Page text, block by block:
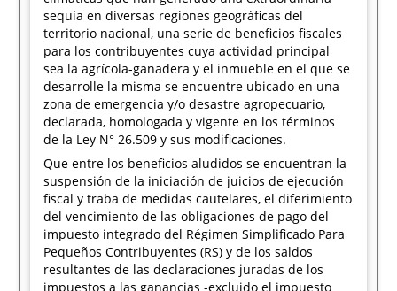
sequía en diversas regiones geográficas del
territorio nacional, una serie de beneficios fiscales
para los contribuyentes cuya actividad principal
sea la agrícola-ganadera y el inmueble en el que se
desarrolle la misma se encuentre ubicado en una
zona de emergencia y/o desastre agropecuario,
declarada, homologada y vigente en los términos
de la Ley N° 26.509 y sus modificaciones.
Que entre los beneficios aludidos se encuentran la
suspensión de la iniciación de juicios de ejecución
fiscal y traba de medidas cautelares, el diferimiento
del vencimiento de las obligaciones de pago del
impuesto integrado del Régimen Simplificado Para
Pequeños Contribuyentes (RS) y de los saldos
resultantes de las declaraciones juradas de los
impuestos a las ganancias -excluido el impuesto